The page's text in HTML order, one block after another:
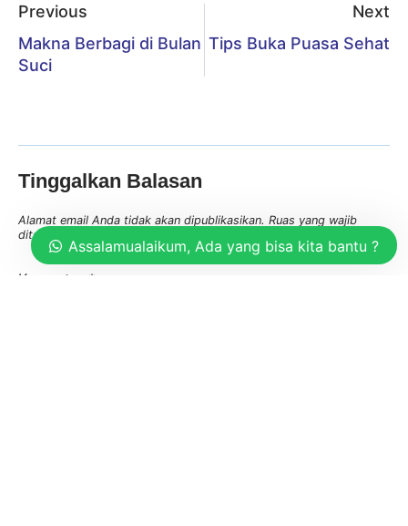
Previous
Makna Berbagi di Bulan
Suci
Next
Tips Buka Puasa Sehat
Tinggalkan Balasan
Alamat email Anda tidak akan dipublikasikan. Ruas yang wajib
ditandai
Komentar *
Assalamualaikum, Ada yang bisa kita bantu ?